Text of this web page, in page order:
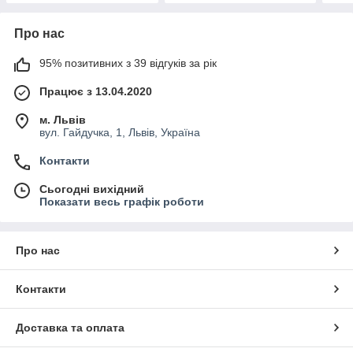
Про нас
95% позитивних з 39 відгуків за рік
Працює з 13.04.2020
м. Львів
вул. Гайдучка, 1, Львів, Україна
Контакти
Сьогодні вихідний
Показати весь графік роботи
Про нас
Контакти
Доставка та оплата